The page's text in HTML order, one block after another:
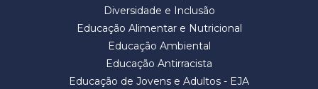
Diversidade e Inclusão
Educação Alimentar e Nutricional
Educação Ambiental
Educação Antirracista
Educação de Jovens e Adultos - EJA